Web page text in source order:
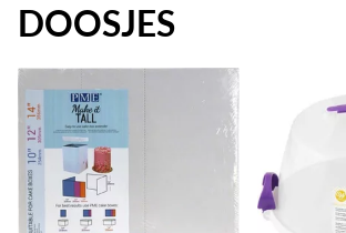
DOOSJES